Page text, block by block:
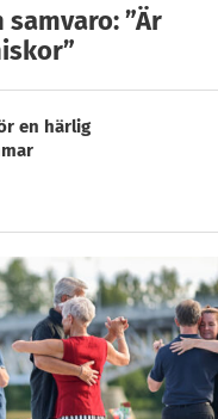
”Är
en härlig